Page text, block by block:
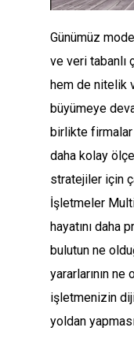
Günümüz
ve veri tabanlı
hem de nitelik
büyümeye
birlikte
daha kolay
stratejiler için
İşletmeler
hayatını daha
bulutun ne
yararlarının
işletmenizin
yoldan